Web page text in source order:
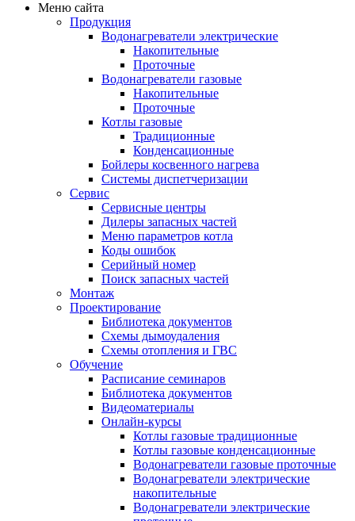
Меню сайта
Продукция
Водонагреватели электрические
Накопительные
Проточные
Водонагреватели газовые
Накопительные
Проточные
Котлы газовые
Традиционные
Конденсационные
Бойлеры косвенного нагрева
Системы диспетчеризации
Сервис
Сервисные центры
Дилеры запасных частей
Меню параметров котла
Коды ошибок
Серийный номер
Поиск запасных частей
Монтаж
Проектирование
Библиотека документов
Схемы дымоудаления
Схемы отопления и ГВС
Обучение
Расписание семинаров
Библиотека документов
Видеоматериалы
Онлайн-курсы
Котлы газовые традиционные
Котлы газовые конденсационные
Водонагреватели газовые проточные
Водонагреватели электрические
накопительные
Водонагреватели электрические